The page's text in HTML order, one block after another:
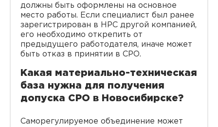
должны быть оформлены на основное
место работы. Если специалист был ранее
зарегистрирован в НРС другой компанией,
его необходимо открепить от
предыдущего работодателя, иначе может
быть отказ в принятии в СРО.
Какая материально-техническая
база нужна для получения
допуска СРО в Новосибирске?
Саморегулируемое объединение может